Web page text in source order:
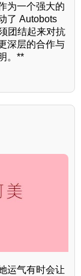
为一个强大的
了 Autobots
团结起来对抗
深层的合作与
。**
运气有时会让